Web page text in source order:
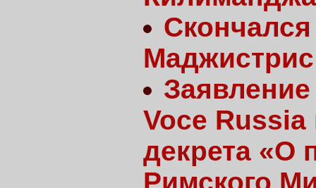
Маджистрис
Voce Russia
декрета «О